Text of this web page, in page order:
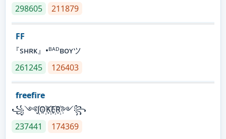
298605
211879
FF
『sʜʀᴋ』•ᴮᴬᴰʙᴏʏツ
261245
126403
freefire
꧁༺J꙰O꙰K꙰E꙰R꙰༻꧂
237441
174369